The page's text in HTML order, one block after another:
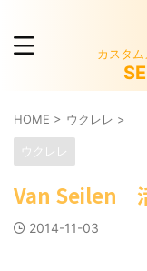
カスタ
HOME > ウクレレ >
ウクレレ
Van Seilen
2014-11-03